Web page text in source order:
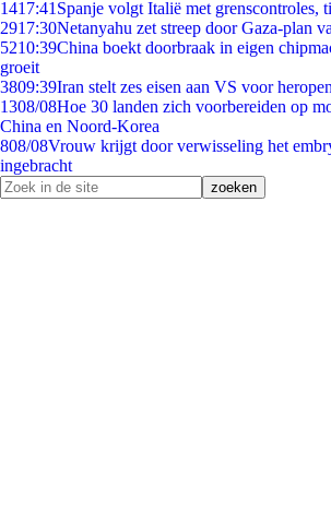
1417:41 Spanje volgt Italië met grenscontroles,
2917:30Netanyahu zet streep door Gaza-plan
5210:39China boekt doorbraak in eigen
groeit
3809:39Iran stelt zes eisen aan VS voor
1308/08Hoe 30 landen zich voorbereiden op
China en Noord-Korea
808/08Vrouw krijgt door verwisseling het
ingebracht